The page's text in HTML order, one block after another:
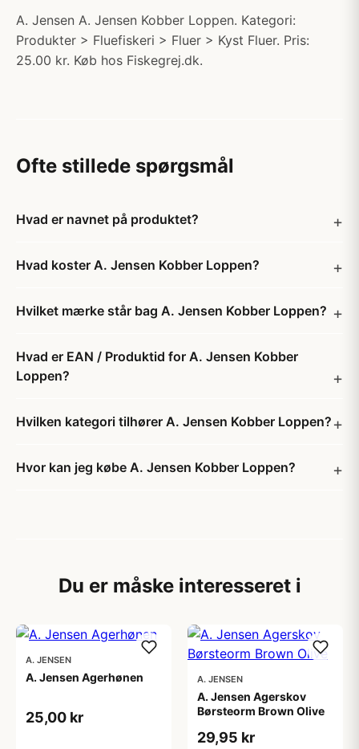
A. Jensen A. Jensen Kobber Loppen. Kategori:
Produkter > Fluefiskeri > Fluer > Kyst Fluer. Pris:
25.00 kr. Køb hos Fiskegrej.dk.
Ofte stillede spørgsmål
Hvad er navnet på produktet?
Hvad koster A. Jensen Kobber Loppen?
Hvilket mærke står bag A. Jensen Kobber Loppen?
Hvad er EAN / Produktid for A. Jensen Kobber
Loppen?
Hvilken kategori tilhører A. Jensen Kobber Loppen?
Hvor kan jeg købe A. Jensen Kobber Loppen?
Du er måske interesseret i
A. JENSEN
A. Jensen Agerhønen
25,00 kr
A. JENSEN
A. Jensen Agerskov
Børsteorm Brown Olive
29,95 kr